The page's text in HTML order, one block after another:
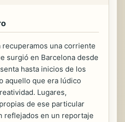
recuperamos una corriente
surgió en Barcelona desde
hasta inicios de los
aquello que era lúdico
Lugares,
de ese particular
reflejados en un reportaje